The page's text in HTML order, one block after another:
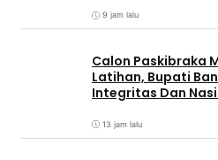
9 jam lalu
Calon Paskibraka
Latihan, Bupati
Integritas Dan
13 jam lalu